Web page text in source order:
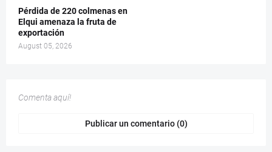
Pérdida de 220 colmenas en
Elqui amenaza la fruta de
exportación
August 05, 2026
Comenta aquí!
Publicar un comentario (0)